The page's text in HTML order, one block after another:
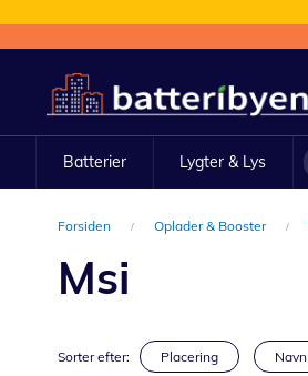
to
Content
Batterier Lygter & Lys
Forsiden Oplader & Booster
Msi
Sorter efter: Placering Navn